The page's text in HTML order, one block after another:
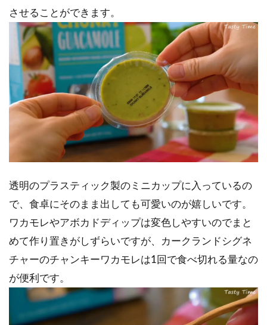
させることができます。
透明のプラスティック製のミニカップに入っているの
で、食卓にそのまま出しても可愛いのが嬉しいです。
ワカモレやアボカドディップは変色しやすいのでまと
めて作り置きがしずらいですが、カークランドシグネ
チャーのチャンキーワカモレは1回で食べ切れる量なの
が便利です。